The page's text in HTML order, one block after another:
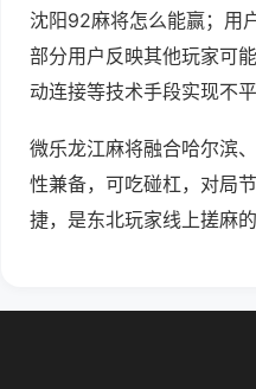
沈阳92麻将怎么能赢；用
部分用户反映其他玩家可
动连接等技术手段实现不平
微乐龙江麻将融合哈尔滨
性兼备，可吃碰杠，对局
捷，是东北玩家线上搓麻的